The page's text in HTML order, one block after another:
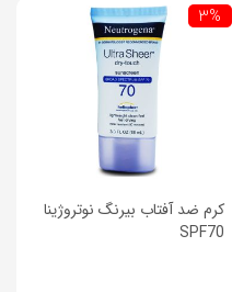
3%
کرم ضد آفتاب بیرنگ نوتروژینا
SPF70